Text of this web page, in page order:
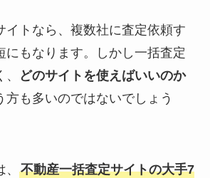
イトなら、複数社に査定依頼す
にもなります。しかし一括査定
どのサイトを使えばいいのか
方も多いのではないでしょう
不動産一括査定サイトの大手7